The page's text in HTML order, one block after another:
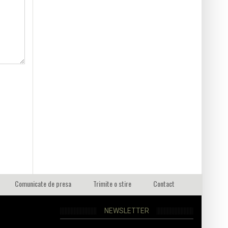
Comunicate de presa Trimite o stire Contact
NEWSLETTER